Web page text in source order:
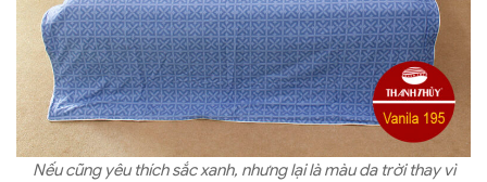
Nếu cũng yêu thích sắc xanh, nhưng lại là màu da trời thay vì